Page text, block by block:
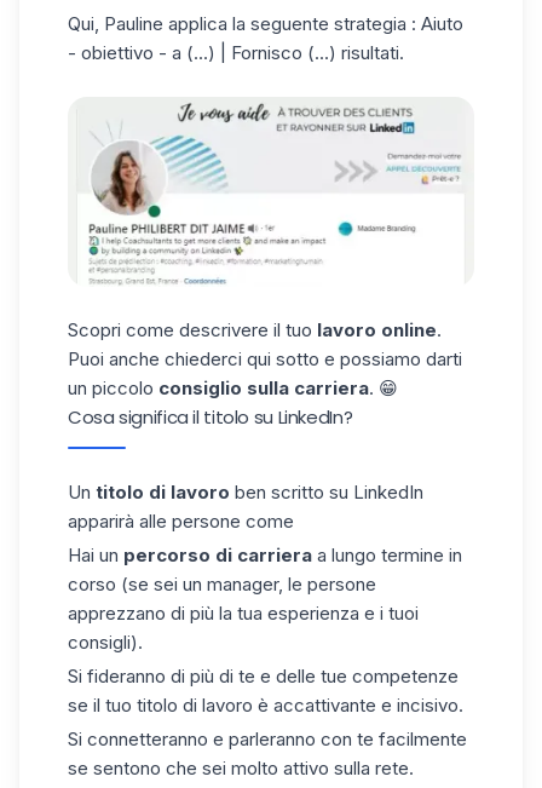
Qui, Pauline applica la seguente strategia : Aiuto
- obiettivo - a (...) | Fornisco (...) risultati.
Scopri come descrivere il tuo lavoro online.
Puoi anche chiederci qui sotto e possiamo darti
un piccolo consiglio sulla carriera. 😁
Cosa significa il titolo su LinkedIn?
Un titolo di lavoro ben scritto su LinkedIn
apparirà alle persone come
Hai un percorso di carriera a lungo termine in
corso (se sei un manager, le persone
apprezzano di più la tua esperienza e i tuoi
consigli).
Si fideranno di più di te e delle tue competenze
se il tuo titolo di lavoro è accattivante e incisivo.
Si connetteranno e parleranno con te facilmente
se sentono che sei molto attivo sulla rete.